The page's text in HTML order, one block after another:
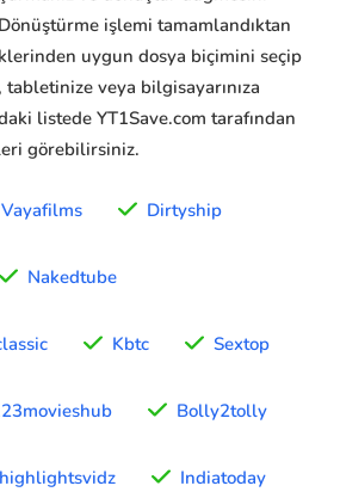
işlemi tamamlandıktan
uygun dosya biçimini seçip
veya bilgisayarınıza
listede YT1Save.com tarafından
görebilirsiniz.
Vayafilms Dirtyship
Nakedtube
Kbtc Sextop
Bolly2tolly
Indiatoday